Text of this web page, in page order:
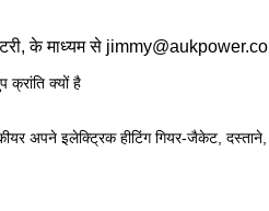
के माध्यम से
क्रांति क्यों है
स्कीयर अपने इलेक्ट्रिक हीटिंग गियर-जैकेट,